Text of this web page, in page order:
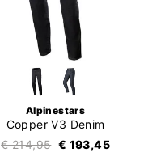
Alpinestars
Copper V3 Denim
€ 214,95 € 193,45